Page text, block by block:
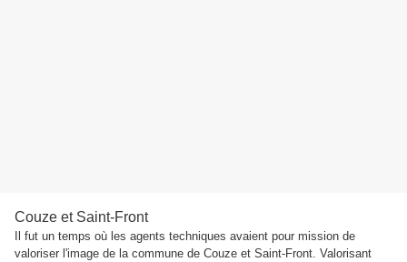
Couze et Saint-Front
Il fut un temps où les agents techniques avaient pour mission de
valoriser l'image de la commune de Couze et Saint-Front. Valorisant